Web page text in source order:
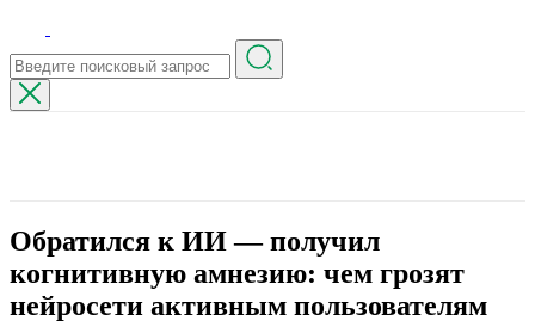
Обратился к ИИ — получил
когнитивную амнезию: чем грозят
нейросети активным пользователям